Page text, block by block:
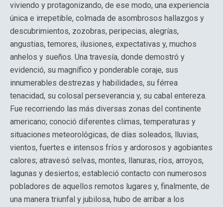
viviendo y protagonizando, de ese modo, una experiencia
única e irrepetible, colmada de asombrosos hallazgos y
descubrimientos, zozobras, peripecias, alegrías,
angustias, temores, ilusiones, expectativas y, muchos
anhelos y sueños. Una travesía, donde demostró y
evidenció, su magnífico y ponderable coraje, sus
innumerables destrezas y habilidades, su férrea
tenacidad, su colosal perseverancia y, su cabal entereza.
Fue recorriendo las más diversas zonas del continente
americano; conoció diferentes climas, temperaturas y
situaciones meteorológicas, de días soleados, lluvias,
vientos, fuertes e intensos fríos y ardorosos y agobiantes
calores; atravesó selvas, montes, llanuras, ríos, arroyos,
lagunas y desiertos; estableció contacto con numerosos
pobladores de aquellos remotos lugares y, finalmente, de
una manera triunfal y jubilosa, hubo de arribar a los